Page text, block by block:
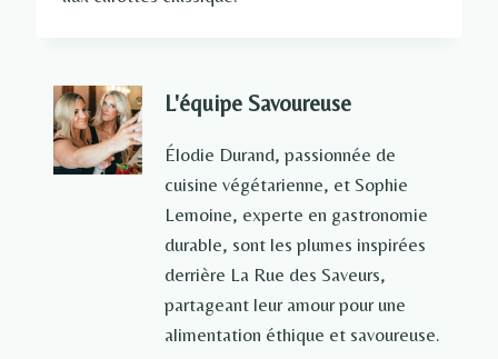
L'équipe Savoureuse
Élodie Durand, passionnée de
cuisine végétarienne, et Sophie
Lemoine, experte en gastronomie
durable, sont les plumes inspirées
derrière La Rue des Saveurs,
partageant leur amour pour une
alimentation éthique et savoureuse.